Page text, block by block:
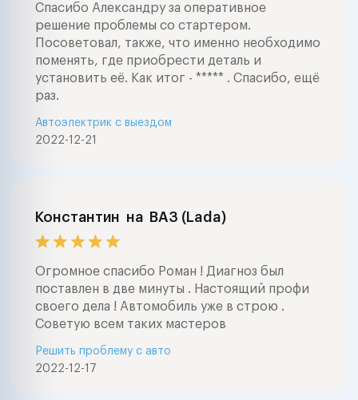
Спасибо Александру за оперативное
решение проблемы со стартером.
Посоветовал, также, что именно необходимо
поменять, где приобрести деталь и
установить её. Как итог - ***** . Спасибо, ещё
раз.
2022-12-21
Автоэлектрик с выездом
Константин на ВАЗ (Lada)
Огромное спасибо Роман ! Диагноз был
поставлен в две минуты . Настоящий профи
своего дела ! Автомобиль уже в строю .
Советую всем таких мастеров
2022-12-17
Решить проблему с авто